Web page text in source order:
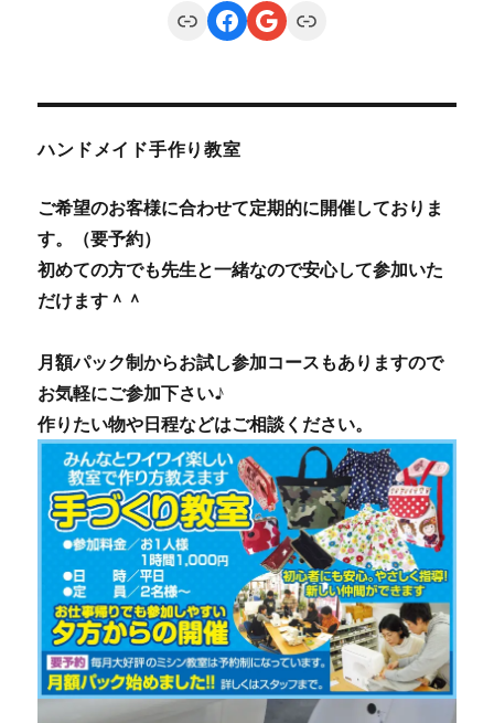
LinkFacebook
Google
Link
ハンドメイド手作り教室
ご希望のお客様に合わせて定期的に開催しておりま
す。（要予約）
初めての方でも先生と一緒なので安心して参加いた
だけます＾＾
月額パック制からお試し参加コースもありますので
お気軽にご参加下さい♪
作りたい物や日程などはご相談ください。